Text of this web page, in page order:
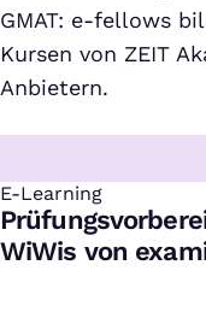
GMAT: e-fellows
Kursen von ZEIT
Anbietern.
E-Learning
:
WiWis von